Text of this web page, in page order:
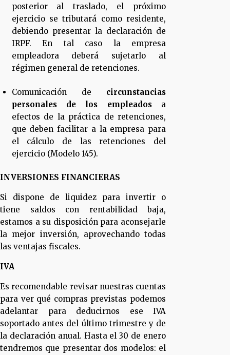
posterior al traslado, el próximo
ejercicio se tributará como residente,
debiendo presentar la declaración de
IRPF. En tal caso la empresa
empleadora deberá sujetarlo al
régimen general de retenciones.
Comunicación de circunstancias
personales de los empleadosa
efectos de la práctica de retenciones,
que deben facilitar a la empresa para
el cálculo de las retenciones del
ejercicio (Modelo 145).
INVERSIONES FINANCIERAS
Si dispone de liquidez para invertir o
tiene saldos con rentabilidad baja,
estamos a su disposición para aconsejarle
la mejor inversión, aprovechando todas
las ventajas fiscales.
IVA
Es recomendable revisar nuestras cuentas
para ver qué compras previstas podemos
adelantar para deducirnos ese IVA
soportado antes del último trimestre y de
la declaración anual. Hasta el 30 de enero
tendremos que presentar dos modelos: el